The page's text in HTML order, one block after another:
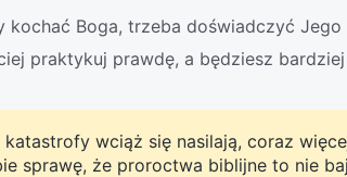
kochać Boga, trzeba doświadczyć Jego
praktykuj prawdę, a będziesz bardziej
katastrofy wciąż się nasilają, coraz
sprawę, że proroctwa biblijne to nie